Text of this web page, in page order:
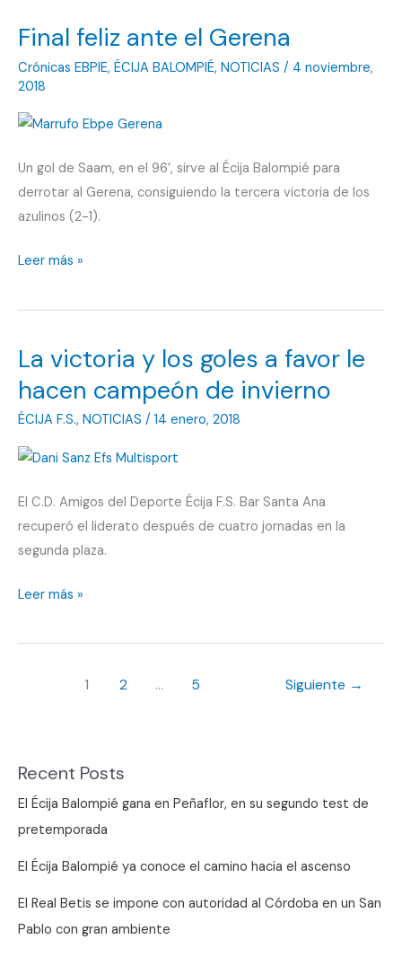
escapado
un
punto»
Final feliz ante el Gerena
Crónicas EBPIE, ÉCIJA BALOMPIÉ, NOTICIAS / 4 noviembre,
2018
Un gol de Saam, en el 96’, sirve al Écija Balompié para
derrotar al Gerena, consiguiendo la tercera victoria de los
azulinos (2-1).
Final
ante
Gerena
Leer más »
La victoria y los goles a favor le
hacen campeón de invierno
ÉCIJA F.S., NOTICIAS / 14 enero, 2018
El C.D. Amigos del Deporte Écija F.S. Bar Santa Ana
recuperó el liderato después de cuatro jornadas en la
segunda plaza.
La
y
le
campeón
de
invierno
Leer más »
1 2 … 5 Siguiente →
Recent Posts
El Écija Balompié gana en Peñaflor, en su segundo test de
pretemporada
El Écija Balompié ya conoce el camino hacia el ascenso
El Real Betis se impone con autoridad al Córdoba en un San
Pablo con gran ambiente